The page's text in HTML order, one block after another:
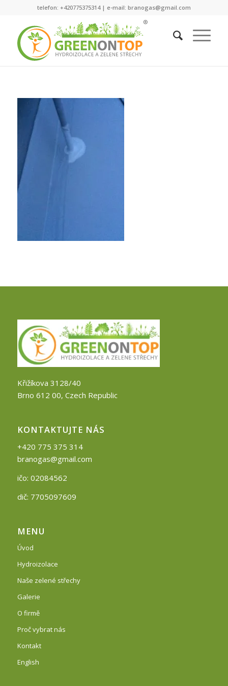
telefon: +420775375314 | e-mail: branogas@gmail.com
Křižíkova 3128/40
Brno 612 00, Czech Republic
KONTAKTUJTE NÁS
+420 775 375 314
branogas@gmail.com
ičo: 02084562
dič: 7705097609
MENU
Úvod
Hydroizolace
Naše zelené střechy
Galerie
O firmě
Proč vybrat nás
Kontakt
English